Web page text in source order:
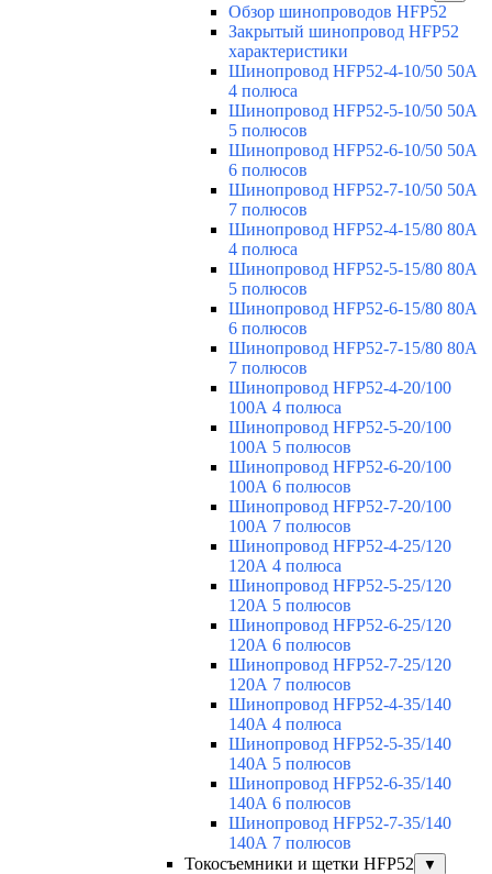
Обзор шинопроводов HFP52
Закрытый шинопровод HFP52
характеристики
Шинопровод HFP52-4-10/50 50A
4 полюса
Шинопровод HFP52-5-10/50 50А
5 полюсов
Шинопровод HFP52-6-10/50 50А
6 полюсов
Шинопровод HFP52-7-10/50 50А
7 полюсов
Шинопровод HFP52-4-15/80 80A
4 полюса
Шинопровод HFP52-5-15/80 80А
5 полюсов
Шинопровод HFP52-6-15/80 80А
6 полюсов
Шинопровод HFP52-7-15/80 80А
7 полюсов
Шинопровод HFP52-4-20/100
100А 4 полюса
Шинопровод HFP52-5-20/100
100А 5 полюсов
Шинопровод HFP52-6-20/100
100А 6 полюсов
Шинопровод HFP52-7-20/100
100А 7 полюсов
Шинопровод HFP52-4-25/120
120А 4 полюса
Шинопровод HFP52-5-25/120
120А 5 полюсов
Шинопровод HFP52-6-25/120
120А 6 полюсов
Шинопровод HFP52-7-25/120
120А 7 полюсов
Шинопровод HFP52-4-35/140
140А 4 полюса
Шинопровод HFP52-5-35/140
140А 5 полюсов
Шинопровод HFP52-6-35/140
140А 6 полюсов
Шинопровод HFP52-7-35/140
140А 7 полюсов
Токосъемники и щетки HFP52
▼